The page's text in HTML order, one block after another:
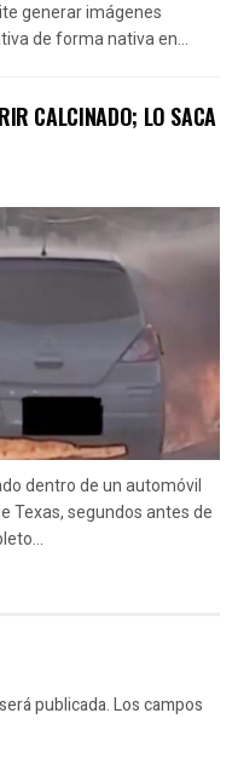
generar imágenes
de forma nativa en...
CALCINADO; LO SACA
dentro de un automóvil
Texas, segundos antes de
publicada.Los campos